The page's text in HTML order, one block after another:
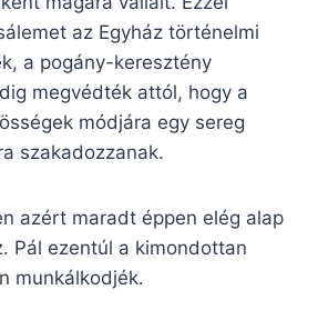
az Egyház történelmi
a pogány-keresztény
megvédték attól, hogy a
módjára egy sereg
szakadozzanak.
azért maradt éppen elég alap
Pál ezentúl a kimondottan
munkálkodjék.